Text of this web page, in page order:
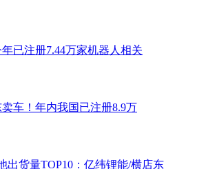
已注册7.44万家机器人相关
车！年内我国已注册8.9万
出货量TOP10：亿纬锂能/横店东